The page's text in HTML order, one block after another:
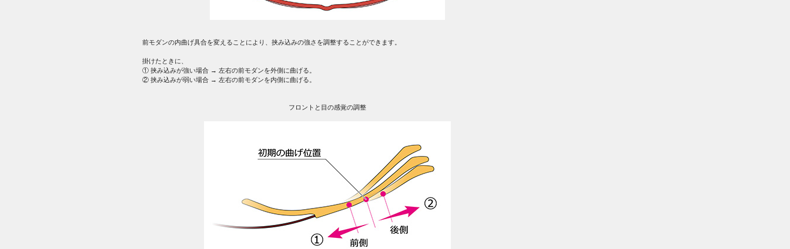
前モダンの内曲げ具合を変えることにより、挟み込みの強さを調整することができます。
掛けたときに、
① 挟み込みが強い場合 → 左右の前モダンを外側に曲げる。
② 挟み込みが弱い場合 → 左右の前モダンを内側に曲げる。
フロントと目の感覚の調整